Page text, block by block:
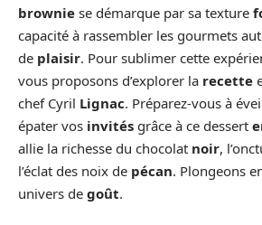
brownie se démarque par sa texture
capacité à rassembler les gourmets
de plaisir. Pour sublimer cette
vous proposons d’explorer la recette
chef Cyril Lignac. Préparez-vous à
épater vos invités grâce à ce dessert
allie la richesse du chocolat noir,
l’éclat des noix de pécan. Plongeons
univers de goût.